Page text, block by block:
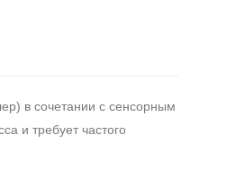
в сочетании с сенсорным
и требует частого